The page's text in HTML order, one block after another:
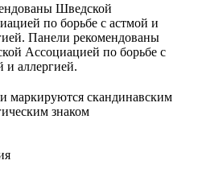
Шведской
по борьбе с астмой и
Панели рекомендованы
Ассоциацией по борьбе с
и аллергией.
маркируются скандинавским
знаком